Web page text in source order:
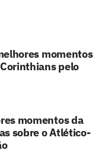
momentos
pelo
momentos da
sobre o Atlético-